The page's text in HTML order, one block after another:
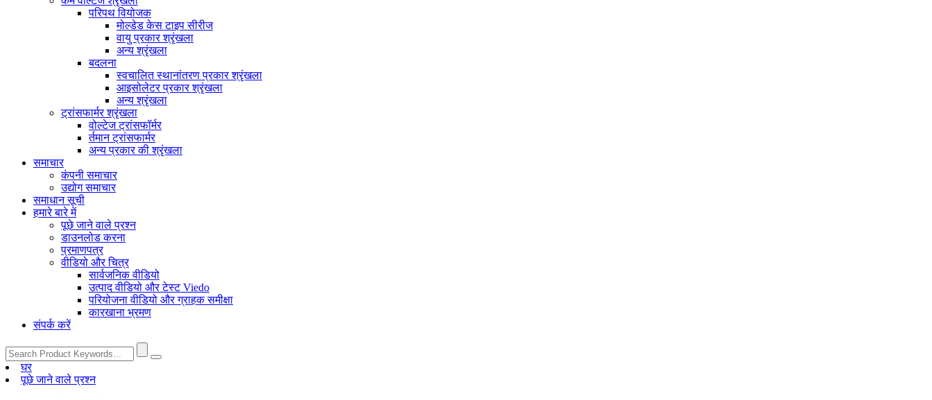
परिपथ वियोजक
मोल्डेड केस टाइप सीरीज
वायु प्रकार श्रृंखला
अन्य श्रृंखला
बदलना
स्वचालित स्थानांतरण प्रकार श्रृंखला
आइसोलेटर प्रकार श्रृंखला
अन्य श्रृंखला
ट्रांसफार्मर श्रृंखला
वोल्टेज ट्रांसफॉर्मर
र्तमान ट्रांसफार्मर
अन्य प्रकार की श्रृंखला
समाचार
कंपनी समाचार
उद्योग समाचार
समाधान सूची
हमारे बारे में
पूछे जाने वाले प्रश्न
डाउनलोड करना
प्रमाणपत्र
वीडियो और चित्र
सार्वजनिक वीडियो
उत्पाद वीडियो और टेस्ट Viedo
परियोजना वीडियो और ग्राहक समीक्षा
कारखाना भ्रमण
संपर्क करें
घर
पूछे जाने वाले प्रश्न